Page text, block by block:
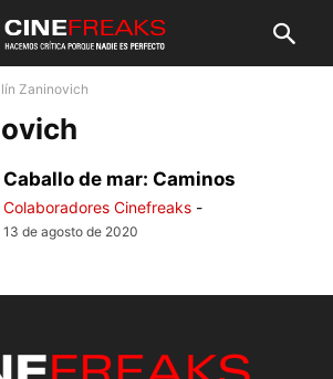
Zaninovich
Caballo de mar: Caminos
Colaboradores Cinefreaks -
13 de agosto de 2020